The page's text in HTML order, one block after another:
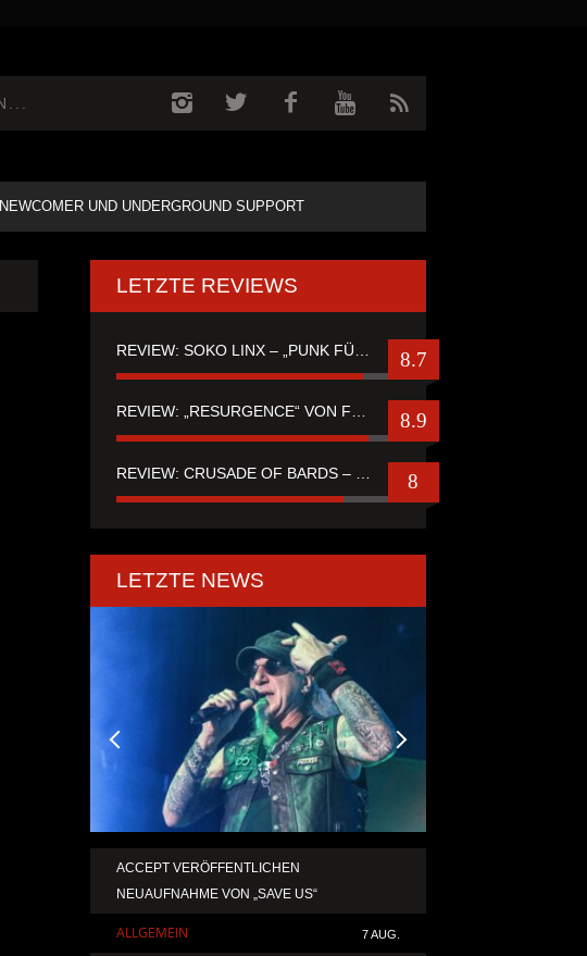
NEWCOMER UND UNDERGROUND SUPPORT
LETZTE REVIEWS
8.7
REVIEW: „RESURGENCE“ VON FUTURE PALACE 8.9
8
LETZTE NEWS
ACCEPT VERÖFFENTLICHEN
NEUAUFNAHME VON „SAVE US“
ALLGEMEIN 7 AUG.